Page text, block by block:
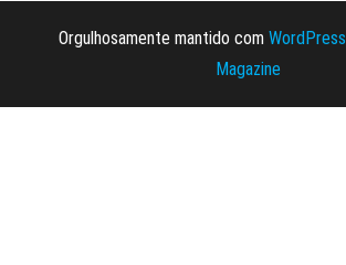
Orgulhosamente mantido com WordPress
Magazine